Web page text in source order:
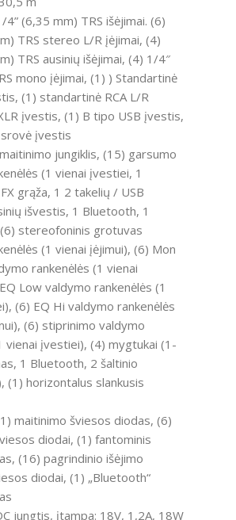
4” (6,35 mm) TRS išėjimai. (6)
TRS stereo L/R įėjimai, (4)
TRS ausinių išėjimai, (4) 1/4″
mono įėjimai, (1) ) Standartinė
(1) standartinė RCA L/R
įvestis, (1) B tipo USB įvestis,
įvestis
jungiklis, (15) garsumo
(1 vienai įvestiei, 1
grąža, 1 2 takelių / USB
išvestis, 1 Bluetooth, 1
stereofoninis grotuvas
(1 vienai įėjimui), (6) Mon
rankenėlės (1 vienai
Low valdymo rankenėlės (1
(6) EQ Hi valdymo rankenėlės
(6) stiprinimo valdymo
vienai įvestiei), (4) mygtukai (1-
1 Bluetooth, 2 šaltinio
(1) horizontalus slankusis
maitinimo šviesos diodas, (6)
diodai, (1) fantominis
(16) pagrindinio išėjimo
diodai, (1) „Bluetooth“
jungtis, įtampa: 18V, 1,2A, 18W